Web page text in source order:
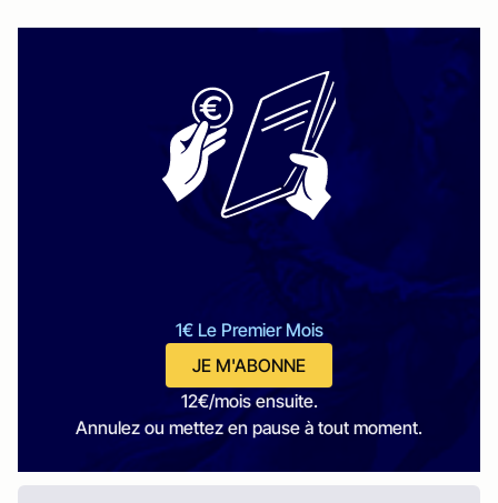
1€ Le Premier Mois
JE M'ABONNE
12€/mois ensuite.
Annulez ou mettez en pause à tout moment.